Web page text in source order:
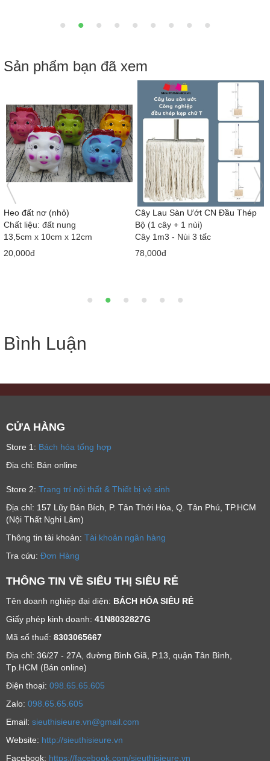
Sản phẩm bạn đã xem
Bộ tủ nhôm Lavabo treo FT507
Loại 1
60*45 cm
2,350,000đ
Kệ Sách Đứng 4 Tầng Ngang
40cm
Gỗ cao su tự nhiên
28 x 40 x 120cm
Bình Luận
CỬA HÀNG
Store 1: Bách hóa tổng hợp
Địa chỉ: Bán online
Store 2: Trang trí nội thất & Thiết bị vệ sinh
Địa chỉ: 157 Lũy Bán Bích, P. Tân Thới Hòa, Q. Tân Phú, TP.HCM
(Nội Thất Nghi Lâm)
Thông tin tài khoản: Tài khoản ngân hàng
Tra cứu: Đơn Hàng
THÔNG TIN VỀ SIÊU THỊ SIÊU RẺ
Tên doanh nghiệp đại diện: BÁCH HÓA SIÊU RẺ
Giấy phép kinh doanh: 41N8032827G
Mã số thuế: 8303065667
Địa chỉ: 36/27 - 27A, đường Bình Giã, P.13, quận Tân Bình,
Tp.HCM (Bán online)
Ðiện thoại: 098.65.65.605
Zalo: 098.65.65.605
Email: sieuthisieure.vn@gmail.com
Website: http://sieuthisieure.vn
Facebook: https://facebook.com/sieuthisieure.vn